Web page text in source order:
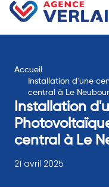
Accueil
Installation d'une
central à Le
Installation
central à Le
21 avril 2025